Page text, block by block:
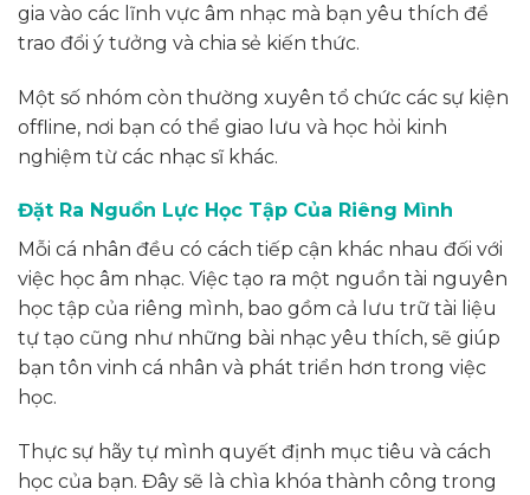
gia vào các lĩnh vực âm nhạc mà bạn yêu thích để
trao đổi ý tưởng và chia sẻ kiến thức.
Một số nhóm còn thường xuyên tổ chức các sự kiện
offline, nơi bạn có thể giao lưu và học hỏi kinh
nghiệm từ các nhạc sĩ khác.
Đặt Ra Nguồn Lực Học Tập Của Riêng Mình
Mỗi cá nhân đều có cách tiếp cận khác nhau đối với
việc học âm nhạc. Việc tạo ra một nguồn tài nguyên
học tập của riêng mình, bao gồm cả lưu trữ tài liệu
tự tạo cũng như những bài nhạc yêu thích, sẽ giúp
bạn tôn vinh cá nhân và phát triển hơn trong việc
học.
Thực sự hãy tự mình quyết định mục tiêu và cách
học của bạn. Đây sẽ là chìa khóa thành công trong